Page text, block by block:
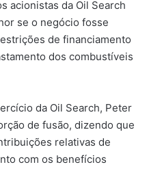
acionistas da Oil Search
se o negócio fosse
de financiamento
dos combustíveis
da Oil Search, Peter
de fusão, dizendo que
relativas de
com os benefícios